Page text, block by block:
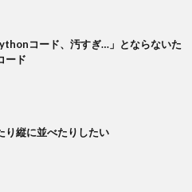
コード、汚すぎ…」とならないた
ード
り縦に並べたりしたい